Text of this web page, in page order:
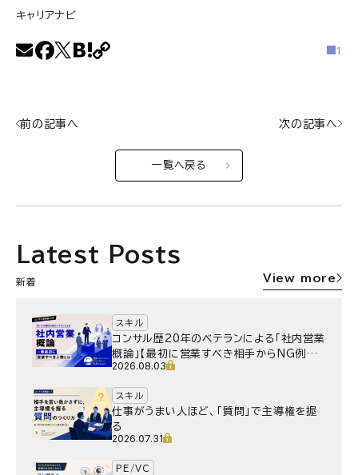
キャリアナビ
1
前の記事へ
一覧へ戻る
次の記事へ
Latest Posts
新着 View more
スキル
コンサル歴20年のベテランによる「社内営業
概論」【最初に営業すべき相手からNG例ま
で】
2026.08.03
スキル
仕事がうまい人ほど、「質問」で主導権を握
る
2026.07.31
PE/VC